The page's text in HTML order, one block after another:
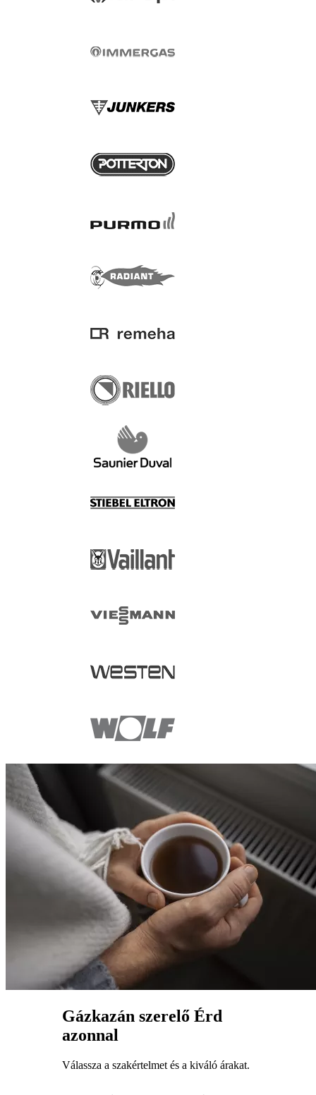
Gázkazán szerelő Érd
azonnal
Válassza a szakértelmet és a kiváló árakat.